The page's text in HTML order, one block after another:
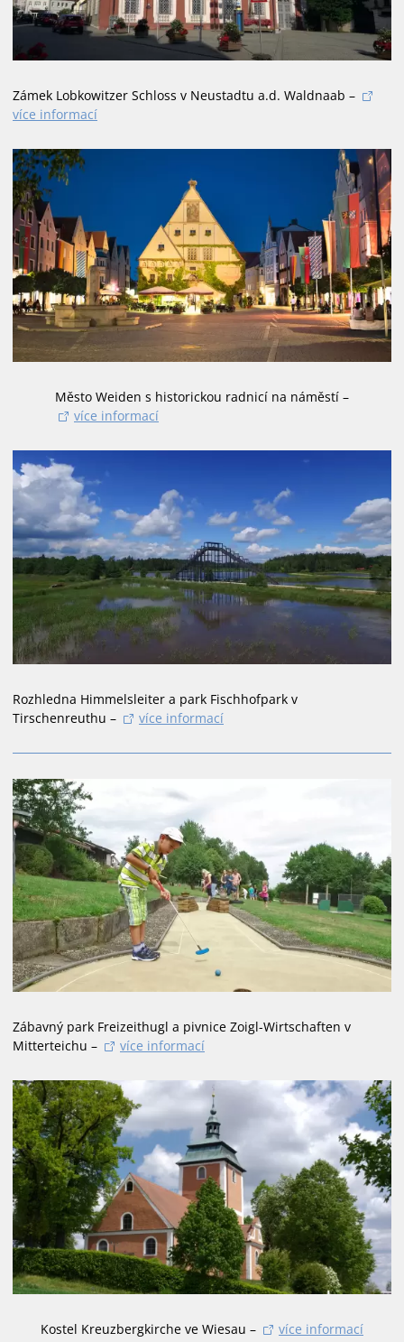
Zámek Lobkowitzer Schloss v Neustadtu a.d. Waldnaab –
více informací
Město Weiden s historickou radnicí na náměstí –
více informací
Rozhledna Himmelsleiter a park Fischhofpark v
Tirschenreuthu –
více informací
Zábavný park Freizeithugl a pivnice Zoigl-Wirtschaften v
Mitterteichu –
více informací
Kostel Kreuzbergkirche ve Wiesau – více informací